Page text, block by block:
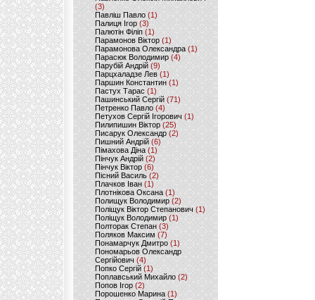
(3)
Павліш Павло(1)
Палиця Ігор (3)
Палютін Філіп(1)
Парамонов Віктор (1)
Парамонова Олександра(1)
Парасюк Володимир(4)
Парубій Андрій (9)
Парцхаладзе Лев (1)
Паршин Константин(1)
Пастух Тарас (1)
Пашинський Сергій (71)
Петренко Павло (4)
Петухов Сергій Ігорович (1)
Пилипишин Віктор(25)
Писарук Олександр(2)
Пишний Андрій (6)
Пімахова Діна(1)
Пінчук Андрій(2)
Пінчук Віктор (6)
Пісний Василь (2)
Плачков Іван(1)
Плотнікова Оксана (1)
Полищук Володимир(2)
Поліщук Віктор Степанович(1)
Поліщук Володимир (1)
Полторак Степан(3)
Поляков Максим (7)
Понамарчук Дмитро (1)
Пономарьов Олександр
Сергійович(4)
Попко Сергій (1)
Поплавський Михайло (2)
Попов Ігор(2)
Порошенко Марина (1)